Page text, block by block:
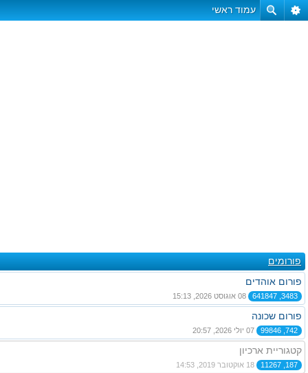
עמוד ראשי
פורומים
פורום אוהדים
3483, 641847
פורום שכונה
742, 99846
קטגוריית ארכיון
187, 11267